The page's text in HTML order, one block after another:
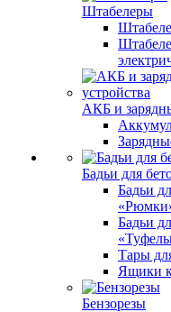
Штабелеры
АКБ и
Бадьи для
Бадьи
Бадьи
Тары
Ящики
Бензорезы